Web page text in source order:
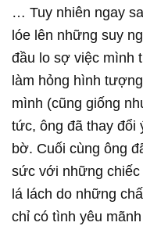
… Tuy nhiên ngay
lóe lên những suy
đầu lo sợ việc mình
làm hỏng hình
mình (cũng giống
tức, ông đã thay đổi
bờ. Cuối cùng ông
sức với những
lá lách do những
chỉ có tình yêu